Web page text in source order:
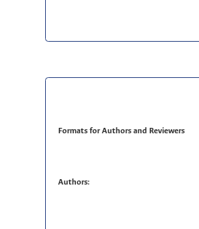
Formats for Authors and Reviewers
Authors: